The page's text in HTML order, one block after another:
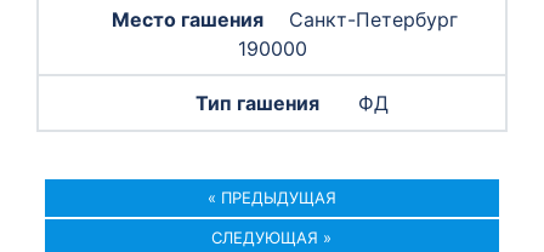
Санкт-Петербург
190000
ФД
« ПРЕДЫДУЩАЯ
СЛЕДУЮЩАЯ »